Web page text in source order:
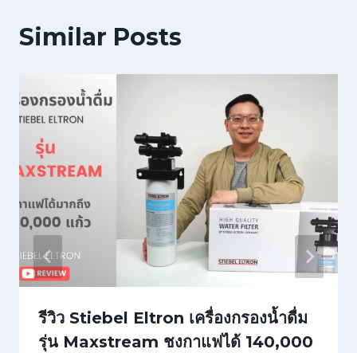
Similar Posts
รีวิว Stiebel Eltron เครื่องกรองน้ำดื่ม
รุ่น Maxstream ชงกาแฟได้ 140,000